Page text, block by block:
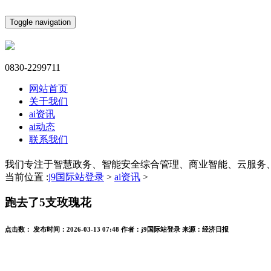
Toggle navigation
0830-2299711
网站首页
关于我们
ai资讯
ai动态
联系我们
我们专注于智慧政务、智能安全综合管理、商业智能、云服务
当前位置 :j9国际站登录 > ai资讯 >
跑去了5支玫瑰花
点击数： 发布时间： 2026-03-13 07:48 作者： j9国际站登录 来源： 经济日报